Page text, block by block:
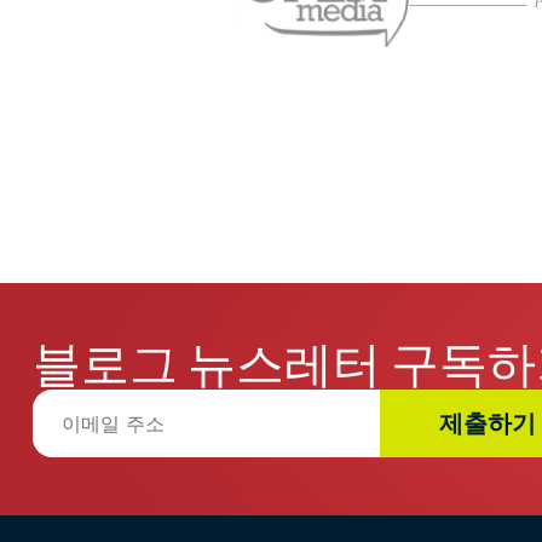
블로그 뉴스레터 구독
제출하기